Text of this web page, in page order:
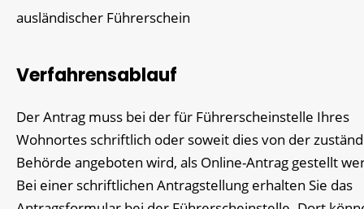
ausländischer Führerschein
Verfahrensablauf
Der Antrag muss bei der für Führerscheinstelle Ihres
Wohnortes schriftlich oder soweit dies von der
Behörde angeboten wird, als Online-Antrag gestellt
Bei einer schriftlichen Antragstellung erhalten Sie das